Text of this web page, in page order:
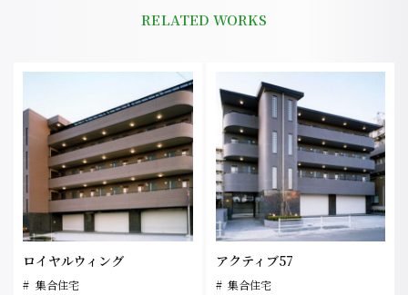
RELATED WORKS
ロイヤルウィング
集合住宅
アクティブ57
集合住宅